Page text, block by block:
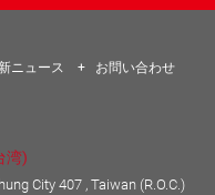
ニュース
お問い合わせ
湾)
City 407 , Taiwan (R.O.C.)